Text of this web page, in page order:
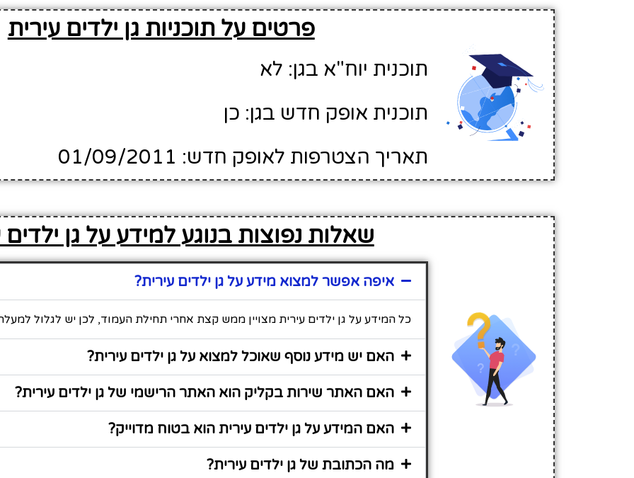
פרטים על תוכניות גן ילדים עירית
תוכנית יוח"א בגן: לא
תוכנית אופק חדש בגן: כן
תאריך הצטרפות לאופק חדש: 01/09/2011
שאלות נפוצות בנוגע למידע על גן ילדים
איפה אפשר למצוא מידע על גן ילדים עירית?
כל המידע על גן ילדים עירית מצויין ממש קצת אחרי תחילת העמוד, לכן יש לגלול
האם יש מידע נוסף שאוכל למצוא על גן ילדים עירית?
האם האתר שירות בקליק הוא האתר הרישמי של גן ילדים עירית?
האם המידע על גן ילדים עירית הוא בטוח מדוייק?
מה הכתובת של גן ילדים עירית?